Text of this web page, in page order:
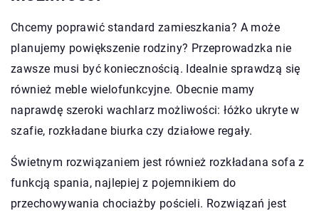
Chcemy poprawić standard zamieszkania? A może
planujemy powiększenie rodziny? Przeprowadzka nie
zawsze musi być koniecznością. Idealnie sprawdzą się
również meble wielofunkcyjne. Obecnie mamy
naprawdę szeroki wachlarz możliwości: łóżko ukryte w
szafie, rozkładane biurka czy działowe regały.
Świetnym rozwiązaniem jest również rozkładana sofa z
funkcją spania, najlepiej z pojemnikiem do
przechowywania chociażby pościeli. Rozwiązań jest